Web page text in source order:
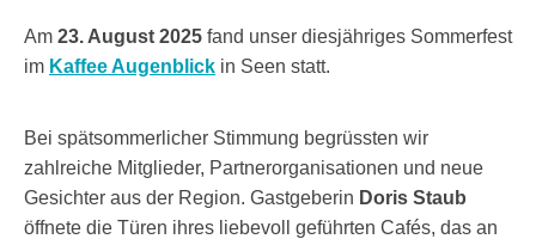
Am 23. August 2025 fand unser diesjähriges Sommerfest
im Kaffee Augenblick in Seen statt.
Bei spätsommerlicher Stimmung begrüssten wir
zahlreiche Mitglieder, Partnerorganisationen und neue
Gesichter aus der Region. Gastgeberin Doris Staub
öffnete die Türen ihres liebevoll geführten Cafés, das an